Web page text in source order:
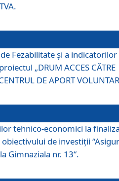
Fezabilitate și a indicatorilor
„DRUM ACCES CĂTRE
DE APORT
tehnico-economici la
de investiții
Gimnaziala nr. 13“.